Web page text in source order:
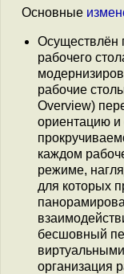
Основные
Осуществлён
рабочего
рабочие
Overview)
ориентацию
каждом
режиме,
для которых
бесшовный
организация